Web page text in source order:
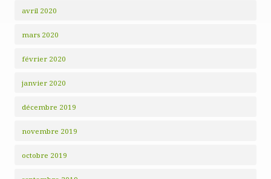
avril 2020
mars 2020
février 2020
janvier 2020
décembre 2019
novembre 2019
octobre 2019